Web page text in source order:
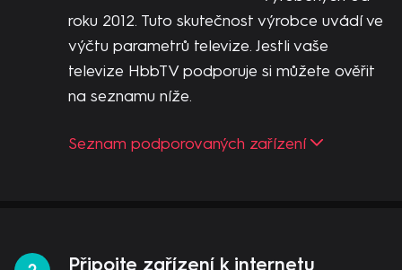
roku 2012. Tuto skutečnost výrobce uvádí ve
výčtu parametrů televize. Jestli vaše
televize HbbTV podporuje si můžete ověřit
na seznamu níže.
Seznam podporovaných zařízení
Připojte zařízení k internetu